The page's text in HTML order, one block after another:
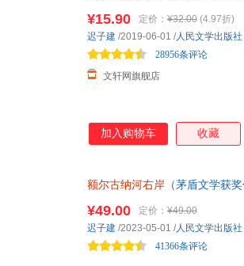
近发货，85%城市次日达，团
¥15.90 定价： ¥32.00 (4.97折)
文轩网旗舰店
28956条评论
迟子建 /2019-06-01 /人民文学出版社
加入购物车 收藏
额尔古纳河右岸 （茅盾文学获
¥49.00 定价： ¥49.00
41366条评论
迟子建 /2023-05-01 /人民文学出版社